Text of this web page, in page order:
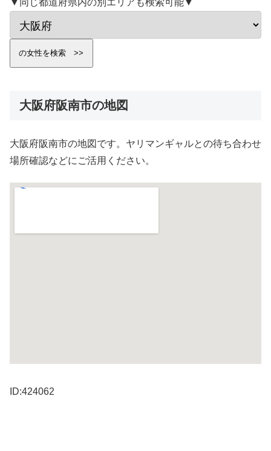
大阪府阪南市の地図
大阪府阪南市の地図です。ヤリマンギャルとの待ち合わせ
場所確認などにご活用ください。
ID:424062